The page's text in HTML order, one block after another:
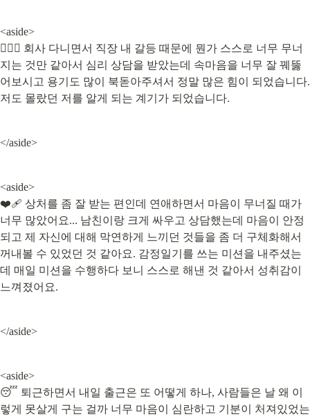
<aside>
🧏🏻‍♂️ 회사 다니면서 직장 내 갈등 때문에 뭔가 스스로 너무 무너
지는 것만 같아서 심리 상담을 받았는데 속마음을 너무 잘 꿰뚫
어보시고 용기도 많이 북돋아주셔서 정말 많은 힘이 되었습니다.
저도 몰랐던 저를 알게 되는 계기가 되었습니다.
</aside>
<aside>
❤️‍🩹 상처를 좀 잘 받는 편인데 연애하면서 마음이 무너질 때가
너무 많았어요... 남친이랑 크게 싸우고 상담했는데 마음이 안정
되고 제 자신에 대해 막연하게 느끼던 것들을 좀 더 구체화해서
꺼내볼 수 있었던 것 같아요. 감정일기를 쓰는 미션을 내주셨는
데 매일 미션을 수행하다 보니 스스로 해낸 것 같아서 성취감이
느껴졌어요.
</aside>
<aside>
😴 퇴근하면서 내일 출근은 또 어떻게 하나, 사람들은 날 왜 이
렇게 못살게 구는 걸까 너무 마음이 심란하고 기분이 처져있었는